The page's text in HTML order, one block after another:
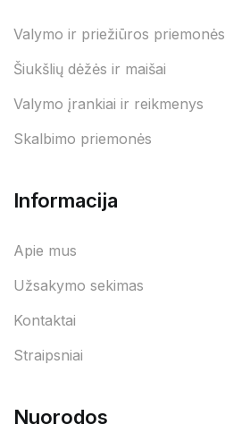
Valymo ir priežiūros priemonės
Šiukšlių dėžės ir maišai
Valymo įrankiai ir reikmenys
Skalbimo priemonės
Informacija
Apie mus
Užsakymo sekimas
Kontaktai
Straipsniai
Nuorodos